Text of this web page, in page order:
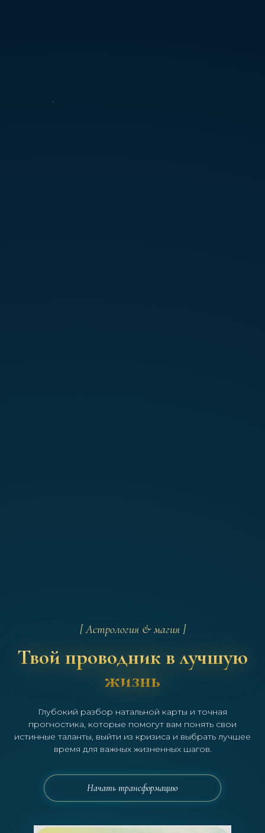
[ Астрология & магия ]
Твой проводник в лучшую
жизнь
Глубокий разбор натальной карты и точная
прогностика, которые помогут вам понять свои
истинные таланты, выйти из кризиса и выбрать лучшее
время для важных жизненных шагов.
Начать трансформацию